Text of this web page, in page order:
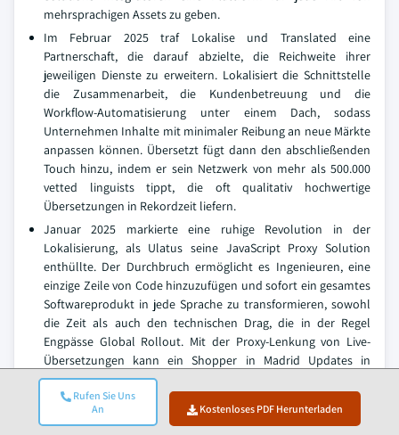
Rufen Sie Uns
An
Kostenloses PDF Herunterladen
mehrsprachigen Assets zu geben.
Im Februar 2025 traf Lokalise und Translated eine
Partnerschaft, die darauf abzielte, die Reichweite ihrer
jeweiligen Dienste zu erweitern. Lokalisiert die Schnittstelle
die Zusammenarbeit, die Kundenbetreuung und die
Workflow-Automatisierung unter einem Dach, sodass
Unternehmen Inhalte mit minimaler Reibung an neue Märkte
anpassen können. Übersetzt fügt dann den abschließenden
Touch hinzu, indem er sein Netzwerk von mehr als 500.000
vetted linguists tippt, die oft qualitativ hochwertige
Übersetzungen in Rekordzeit liefern.
Januar 2025 markierte eine ruhige Revolution in der
Lokalisierung, als Ulatus seine JavaScript Proxy Solution
enthüllte. Der Durchbruch ermöglicht es Ingenieuren, eine
einzige Zeile von Code hinzuzufügen und sofort ein gesamtes
Softwareprodukt in jede Sprache zu transformieren, sowohl
die Zeit als auch den technischen Drag, die in der Regel
Engpässe Global Rollout. Mit der Proxy-Lenkung von Live-
Übersetzungen kann ein Shopper in Madrid Updates in
Echtzeit sehen, auch wenn ihr Browserfenster vor Sekunden
geöffnet wurde.
Im Oktober 2023, in einer anderen Ecke des Tech-Ökosystems,